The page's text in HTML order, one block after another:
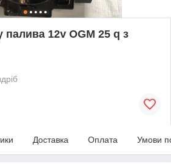
палива 12v OGM 25 q з
Доставка Оплата Умови